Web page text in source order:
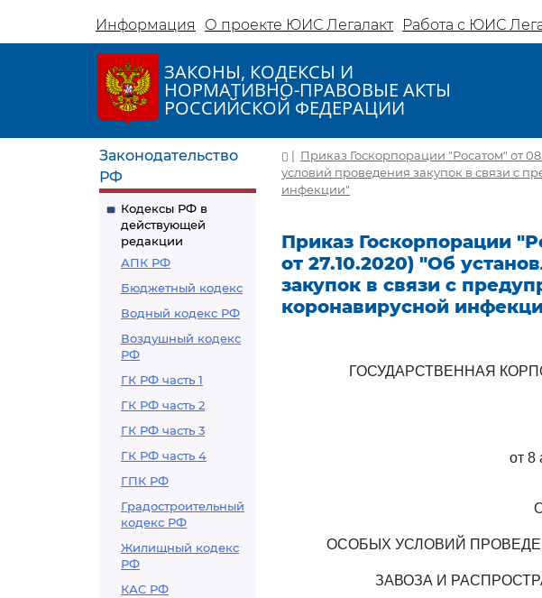
Информация О проекте ЮИС Легалакт Работа с ЮИС
ЗАКОНЫ, КОДЕКСЫ И
НОРМАТИВНО-ПРАВОВЫЕ АКТЫ
РОССИЙСКОЙ ФЕДЕРАЦИИ
Законодательство
РФ
Кодексы РФ в
действующей
редакции
АПК РФ
Бюджетный кодекс
Водный кодекс РФ
Воздушный кодекс
РФ
ГК РФ часть 1
ГК РФ часть 2
ГК РФ часть 3
ГК РФ часть 4
ГПК РФ
Градостроительный
кодекс РФ
Жилищный кодекс
РФ
КАС РФ
| Приказ Госкорпорации "Росатом" от
условий проведения закупок в связи с
инфекции"
Приказ Госкорпорации
от 27.10.2020) "Об
закупок в связи с
коронавирусной
ГОСУДАРСТВЕННАЯ
от 8
ОСОБЫХ УСЛОВИЙ
ЗАВОЗА И